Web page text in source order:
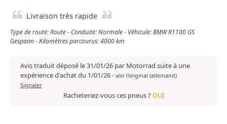
Livraison très rapide
Type de route: Route - Conduite: Normale - Véhicule: BMW R1100 GS
Gespann - Kilomètres parcourus: 4000 km
Avis traduit déposé le 31/01/26 par Motorrad suite à une
expérience d'achat du 1/01/26- voir l'original (allemand)
Signaler
Racheteriez-vous ces pneus ?OUI